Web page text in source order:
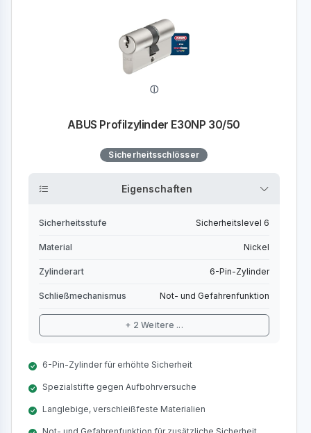
ABUS Profilzylinder E30NP 30/50
Sicherheitsschlösser
Eigenschaften
Sicherheitsstufe Sicherheitslevel 6
Material Nickel
Zylinderart 6-Pin-Zylinder
Schließmechanismus Not- und Gefahrenfunktion
+ 2 Weitere ...
6-Pin-Zylinder für erhöhte Sicherheit
Spezialstifte gegen Aufbohrversuche
Langlebige, verschleißfeste Materialien